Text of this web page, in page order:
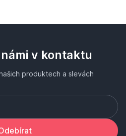
v kontaktu
produktech a slevách